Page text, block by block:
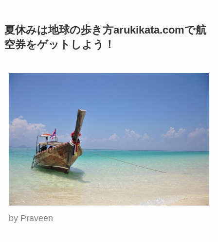
夏休みは地球の歩き方arukikata.comで航
空券をゲットしよう！
by Praveen